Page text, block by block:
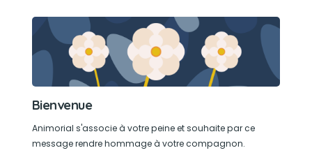
Bienvenue
Animorial s'associe à votre peine et souhaite par ce
message rendre hommage à votre compagnon.